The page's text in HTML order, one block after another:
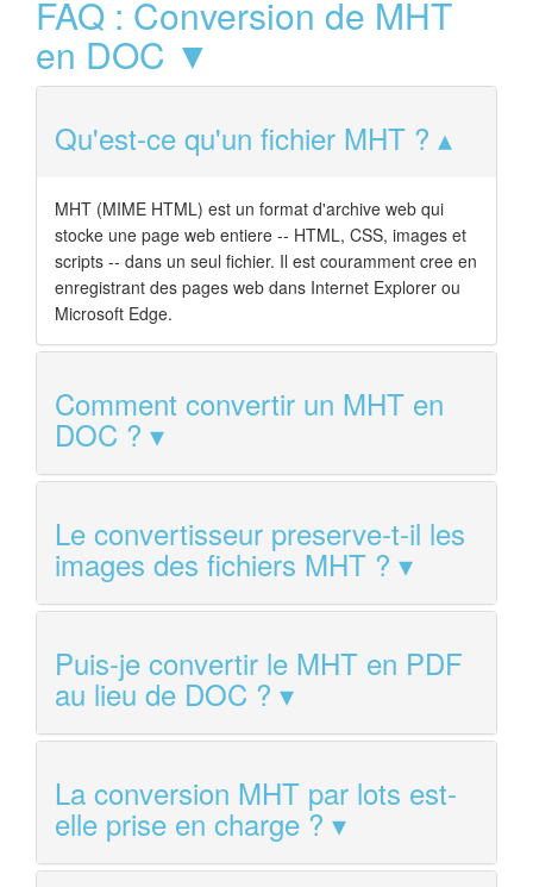
FAQ : Conversion de MHT
en DOC ▼
Qu'est-ce qu'un fichier MHT ?
MHT (MIME HTML) est un format d'archive web qui
stocke une page web entiere -- HTML, CSS, images et
scripts -- dans un seul fichier. Il est couramment cree en
enregistrant des pages web dans Internet Explorer ou
Microsoft Edge.
Comment convertir un MHT en
DOC ?
Le convertisseur preserve-t-il les
images des fichiers MHT ?
Puis-je convertir le MHT en PDF
au lieu de DOC ?
La conversion MHT par lots est-
elle prise en charge ?